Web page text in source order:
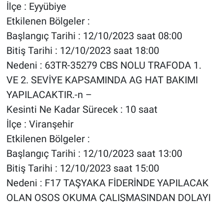
İlçe : Eyyübiye
Etkilenen Bölgeler :
Başlangıç Tarihi : 12/10/2023 saat 08:00
Bitiş Tarihi : 12/10/2023 saat 18:00
Nedeni : 63TR-35279 CBS NOLU TRAFODA 1.
VE 2. SEVİYE KAPSAMINDA AG HAT BAKIMI
YAPILACAKTIR.-n –
Kesinti Ne Kadar Sürecek : 10 saat
İlçe : Viranşehir
Etkilenen Bölgeler :
Başlangıç Tarihi : 12/10/2023 saat 13:00
Bitiş Tarihi : 12/10/2023 saat 15:00
Nedeni : F17 TAŞYAKA FİDERİNDE YAPILACAK
OLAN OSOS OKUMA ÇALIŞMASINDAN DOLAYI